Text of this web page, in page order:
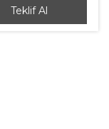
Teklif Al